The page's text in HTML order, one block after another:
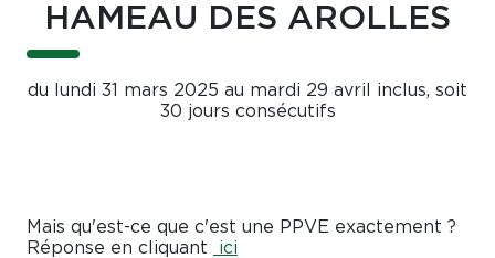
HAMEAU DES AROLLES
du lundi 31 mars 2025 au mardi 29 avril inclus, soit
30 jours consécutifs
Mais qu'est-ce que c'est une PPVE exactement ?
Réponse en cliquant
ici